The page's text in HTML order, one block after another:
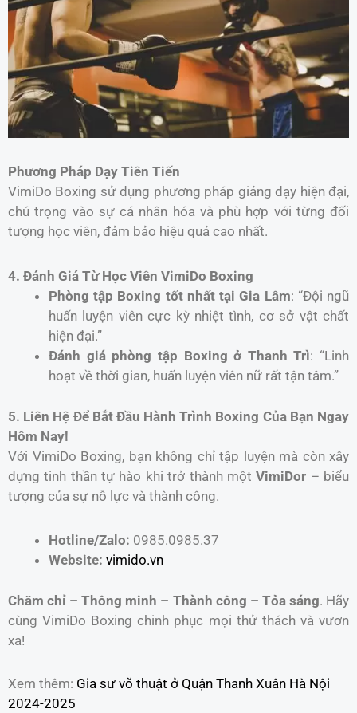
Phương Pháp Dạy Tiên Tiến
VimiDo Boxing sử dụng phương pháp giảng dạy hiện đại,
chú trọng vào sự cá nhân hóa và phù hợp với từng đối
tượng học viên, đảm bảo hiệu quả cao nhất.
4. Đánh Giá Từ Học Viên VimiDo Boxing
Phòng tập Boxing tốt nhất tại Gia Lâm: “Đội ngũ
huấn luyện viên cực kỳ nhiệt tình, cơ sở vật chất
hiện đại.”
Đánh giá phòng tập Boxing ở Thanh Trì: “Linh
hoạt về thời gian, huấn luyện viên nữ rất tận tâm.”
5. Liên Hệ Để Bắt Đầu Hành Trình Boxing Của Bạn Ngay
Hôm Nay!
Với VimiDo Boxing, bạn không chỉ tập luyện mà còn xây
dựng tinh thần tự hào khi trở thành mộtVimiDor – biểu
tượng của sự nỗ lực và thành công.
Hotline/Zalo: 0985.0985.37
Website: vimido.vn
Chăm chỉ – Thông minh – Thành công – Tỏa sáng. Hãy
cùng VimiDo Boxing chinh phục mọi thử thách và vươn
xa!
Xem thêm: Gia sư võ thuật ở Quận Thanh Xuân Hà Nội
2024-2025